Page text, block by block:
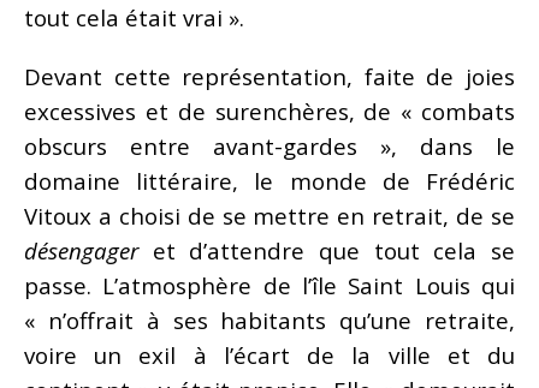
tout cela était vrai ».
Devant cette représentation, faite de joies
excessives et de surenchères, de « combats
obscurs entre avant-gardes », dans le
domaine littéraire, le monde de Frédéric
Vitoux a choisi de se mettre en retrait, de se
désengageret d’attendre que tout cela se
passe. L’atmosphère de l’île Saint Louis qui
« n’offrait à ses habitants qu’une retraite,
voire un exil à l’écart de la ville et du